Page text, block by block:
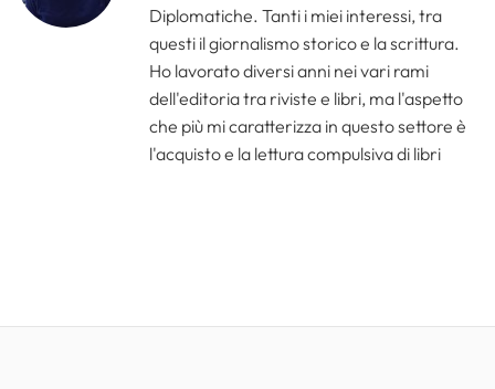
Diplomatiche. Tanti i miei interessi, tra
questi il giornalismo storico e la scrittura.
Ho lavorato diversi anni nei vari rami
dell'editoria tra riviste e libri, ma l'aspetto
che più mi caratterizza in questo settore è
l'acquisto e la lettura compulsiva di libri